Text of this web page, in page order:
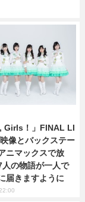
Girls！」FINAL LI
像とバックステー
ニマックスで放
の物語が一人で
届きますように